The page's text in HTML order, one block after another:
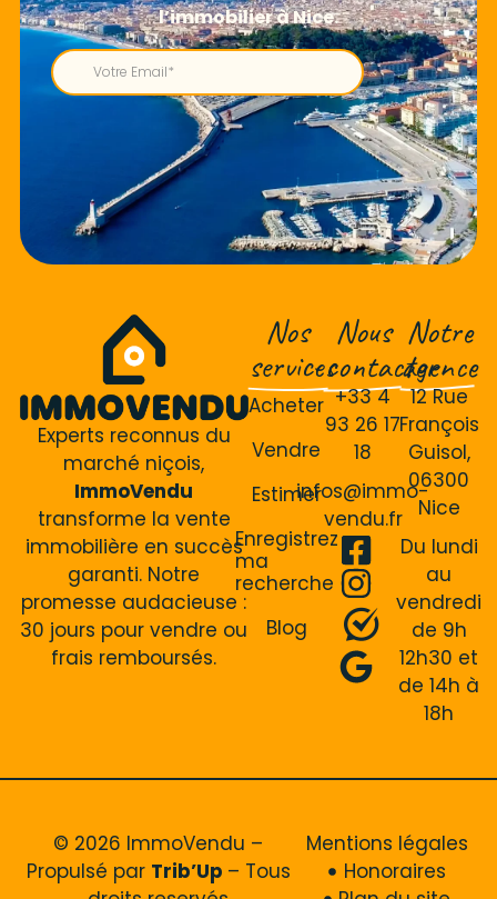
Experts reconnus du
marché niçois,
ImmoVendu
transforme la vente
immobilière en succès
garanti. Notre
promesse audacieuse :
30 jours pour vendre ou
frais remboursés.
Nos
services
Acheter
Vendre
Estimer
Enregistrez
ma
recherche
Blog
Nous
contacter
+33 4
93 26 17
18
infos@immo-
vendu.fr
Notre
agence
12 Rue
François
Guisol,
06300
Nice
Du lundi
au
vendredi
de 9h
12h30 et
de 14h à
18h
© 2026 ImmoVendu –
Propulsé par Trib’Up – Tous
Mentions légales
Honoraires